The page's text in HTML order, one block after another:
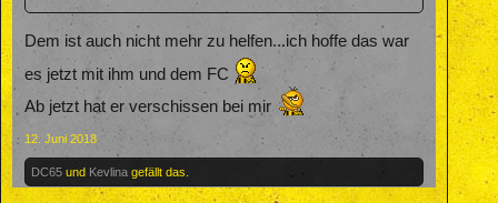
Dem ist auch nicht mehr zu helfen...ich hoffe das war
es jetzt mit ihm und dem FC
Ab jetzt hat er verschissen bei mir
12. Juni 2018
DC65 und Kevlina gefällt das.